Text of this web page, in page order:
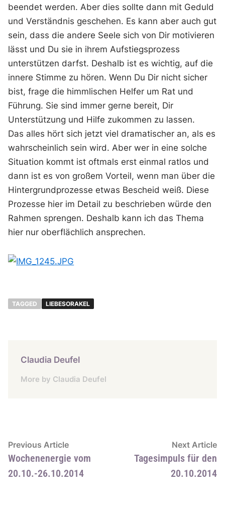
beendet werden. Aber dies sollte dann mit Geduld
und Verständnis geschehen. Es kann aber auch gut
sein, dass die andere Seele sich von Dir motivieren
lässt und Du sie in ihrem Aufstiegsprozess
unterstützen darfst. Deshalb ist es wichtig, auf die
innere Stimme zu hören. Wenn Du Dir nicht sicher
bist, frage die himmlischen Helfer um Rat und
Führung. Sie sind immer gerne bereit, Dir
Unterstützung und Hilfe zukommen zu lassen.
Das alles hört sich jetzt viel dramatischer an, als es
wahrscheinlich sein wird. Aber wer in eine solche
Situation kommt ist oftmals erst einmal ratlos und
dann ist es von großem Vorteil, wenn man über die
Hintergrundprozesse etwas Bescheid weiß. Diese
Prozesse hier im Detail zu beschrieben würde den
Rahmen sprengen. Deshalb kann ich das Thema
hier nur oberflächlich ansprechen.
TAGGED LIEBESORAKEL
Claudia Deufel
More by Claudia Deufel
Beitragsnavigation
Previous ArticlePrevious
article:
Wochenenergie vom
20.10.-26.10.2014
Next Article
Tagesimpuls für den
20.10.2014